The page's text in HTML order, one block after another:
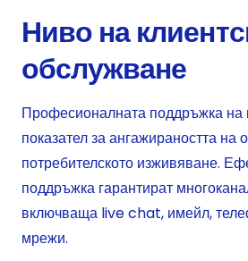
Ниво на
обслужване
Професионалната поддръжка на
показател за ангажираността на
потребителското изживяване.
поддръжка гарантират
включваща live chat, имейл,
мрежи.